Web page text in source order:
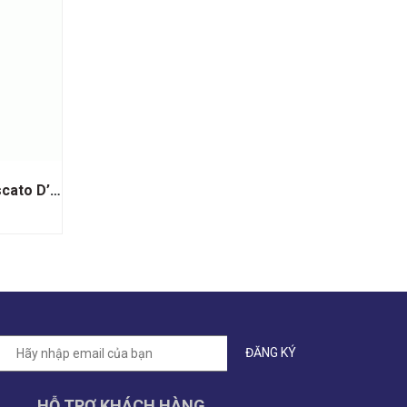
Rượu Vang Trắng Muray Moscato D’asti